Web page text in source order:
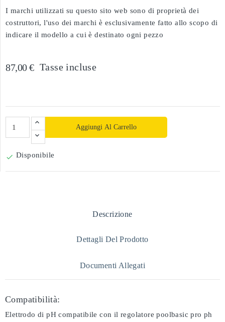
I marchi utilizzati su questo sito web sono di proprietà dei
costruttori, l'uso dei marchi è esclusivamente fatto allo scopo di
indicare il modello a cui è destinato ogni pezzo
87,00 € Tasse incluse
Aggiungi Al Carrello
 Disponibile
Descrizione
Dettagli Del Prodotto
Documenti Allegati
Compatibilità:
Elettrodo di pH compatibile con il regolatore poolbasic pro ph